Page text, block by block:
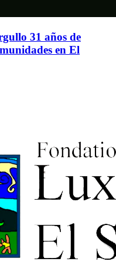
31 años de
en El